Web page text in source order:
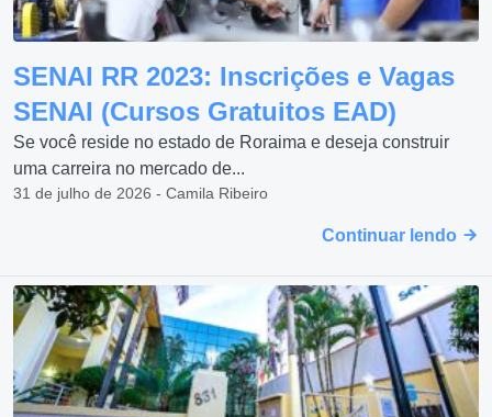
SENAI RR 2023: Inscrições e Vagas
SENAI (Cursos Gratuitos EAD)
Se você reside no estado de Roraima e deseja construir
uma carreira no mercado de...
31 de julho de 2026 - Camila Ribeiro
Continuar lendo